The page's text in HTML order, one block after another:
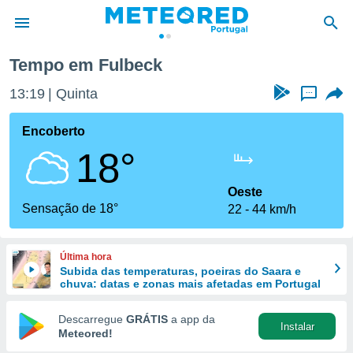
da
foi
fornecidas
a este
das
e
forma
digital
Tempo em Fulbeck
13:19 Quinta ...
Encoberto
18°
Sensação de 18°
Oeste
22
44 km/h
Última hora
Subida das temperaturas, poeiras do Saara e
chuva: datas e zonas mais afetadas em Portugal
Descarregue GRÁTIS a app da
Meteored!
Instalar